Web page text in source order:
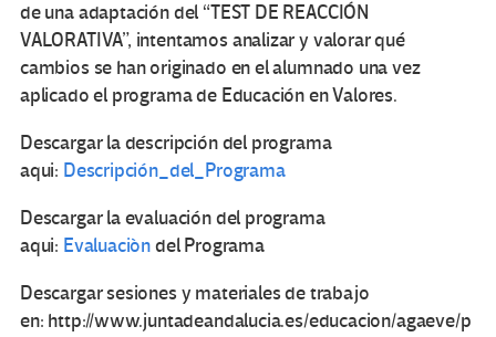
de una adaptación del “TEST DE REACCIÓN
VALORATIVA”, intentamos analizar y valorar qué
cambios se han originado en el alumnado una vez
aplicado el programa de Educación en Valores.
Descargar la descripción del programa
aqui: Descripción_del_Programa
Descargar la evaluación del programa
aqui: Evaluaciòndel Programa
Descargar sesiones y materiales de trabajo
en: http://www.juntadeandalucia.es/educacion/agaeve/p